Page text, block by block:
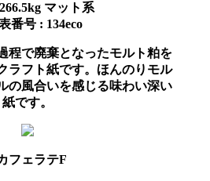
マット系
番号 : 134eco
程で廃棄となったモルト粕を
ラフト紙です。ほんのりモル
の風合いを感じる味わい深い
紙です。
フェラテF